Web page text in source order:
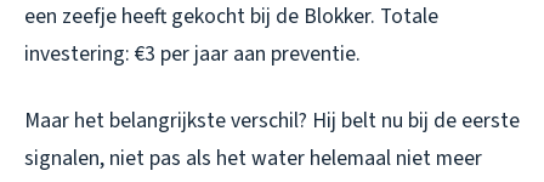
een zeefje heeft gekocht bij de Blokker. Totale
investering: €3 per jaar aan preventie.
Maar het belangrijkste verschil? Hij belt nu bij de eerste
signalen, niet pas als het water helemaal niet meer